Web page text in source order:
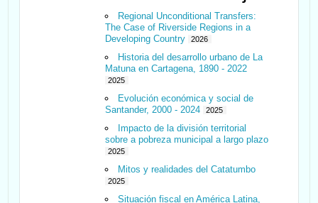
Regional Unconditional Transfers:
The Case of Riverside Regions in a
Developing Country
2026
Historia del desarrollo urbano de La
Matuna en Cartagena, 1890 - 2022
2025
Evolución económica y social de
Santander, 2000 - 2024
2025
Impacto de la división territorial
sobre a pobreza municipal a largo plazo
2025
Mitos y realidades del Catatumbo
2025
Situación fiscal en América Latina,